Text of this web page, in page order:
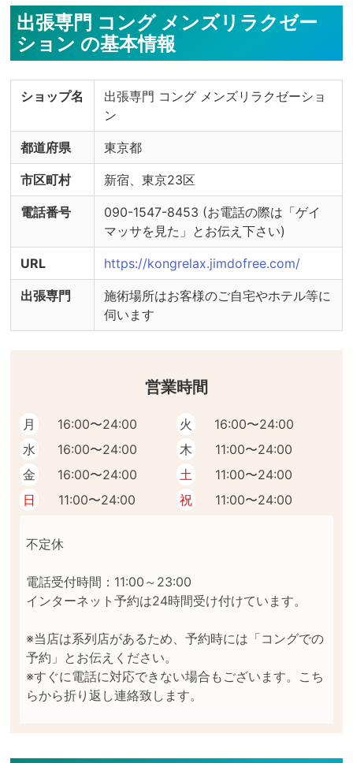
出張専門 コング メンズリラクゼー
ション の基本情報
ショップ名
出張専門 コング メンズリラクゼーショ
ン
都道府県 東京都
市区町村 新宿、東京23区
電話番号
090-1547-8453 (お電話の際は「ゲイ
マッサを見た」とお伝え下さい)
URL https://kongrelax.jimdofree.com/
出張専門
施術場所はお客様のご自宅やホテル等に
伺います
営業時間
月 16:00〜24:00 火
16:00〜24:00
水
16:00〜24:00 木
11:00〜24:00
金
16:00〜24:00 土
11:00〜24:00
日
11:00〜24:00 祝 11:00〜24:00
不定休
電話受付時間：11:00～23:00
インターネット予約は24時間受け付けています。
※当店は系列店があるため、予約時には「コングでの
予約」とお伝えください。
※すぐに電話に対応できない場合もございます。こち